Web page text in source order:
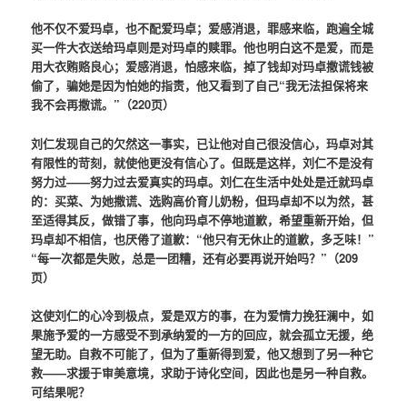
他不仅不爱玛卓，也不配爱玛卓；爱感消退，罪感来临，跑遍全城
买一件大衣送给玛卓则是对玛卓的赎罪。他也明白这不是爱，而是
用大衣贿赂良心；爱感消退，怕感来临，掉了钱却对玛卓撒谎钱被
偷了，骗她是因为怕她的指责，他又看到了自己“我无法担保将来
我不会再撒谎。”（220页）
刘仁发现自己的欠然这一事实，已让他对自己很没信心，玛卓对其
有限性的苛刻，就使他更没有信心了。但既是这样，刘仁不是没有
努力过——努力过去爱真实的玛卓。刘仁在生活中处处是迁就玛卓
的：买菜、为她撒谎、选购高价育儿奶粉，但玛卓却不以为然，甚
至适得其反，做错了事，他向玛卓不停地道歉，希望重新开始，但
玛卓却不相信，也厌倦了道歉：“他只有无休止的道歉，多乏味！”
“每一次都是失败，总是一团糟，还有必要再说开始吗？”（209
页）
这使刘仁的心冷到极点，爱是双方的事，在为爱情力挽狂澜中，如
果施予爱的一方感受不到承纳爱的一方的回应，就会孤立无援，绝
望无助。自救不可能了，但为了重新得到爱，他又想到了另一种它
救——求援于审美意境，求助于诗化空间，因此也是另一种自救。
可结果呢？